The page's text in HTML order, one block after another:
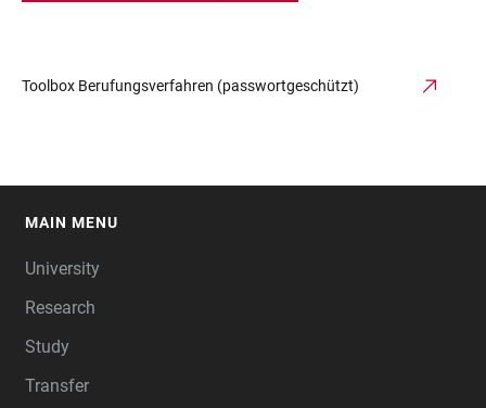
Toolbox Berufungsverfahren (passwortgeschützt)
MAIN MENU
University
Research
Study
Transfer